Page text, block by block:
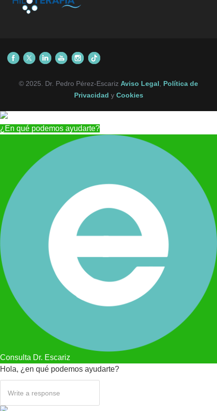
© 2025. Dr. Pedro Pérez-Escariz Aviso Legal
Política de
Privacidad y Cookies
¿En qué podemos ayudarte?
Consulta Dr. Escariz
Hola, ¿en qué podemos ayudarte?